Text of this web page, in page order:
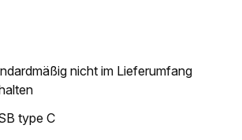
nicht im Lieferumfang
type C